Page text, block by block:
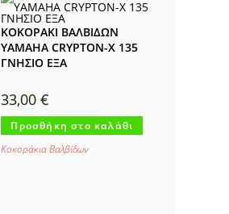
ΚΟΚΟΡΑΚΙ ΒΑΛΒΙΔΩΝ
YAMAHA CRYPTON-X 135
ΓΝΗΣΙΟ ΕΞΑ
33,00€
Προσθήκη στο καλάθι
Κοκοράκια Βαλβίδων